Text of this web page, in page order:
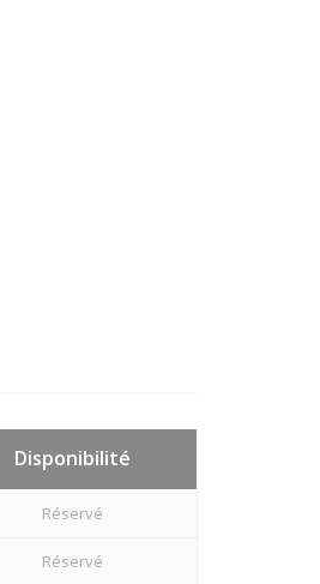
Disponibilité
Réservé
Réservé